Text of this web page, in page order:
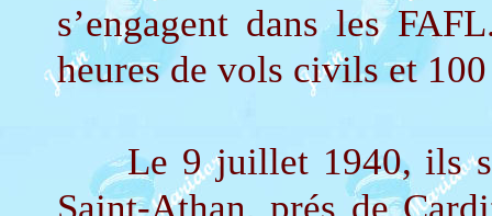
s’engagent dans les
heures de vols civils et
Le 9 juillet 1940, ils
Saint-Athan, prés de